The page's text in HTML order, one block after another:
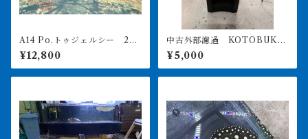
A14 Po.トゥジェルシー 20
㎝前後
¥12,800
中古外部濾過 KOTOBUKI
POWERBOX V1200 引き取
り限定
¥5,000